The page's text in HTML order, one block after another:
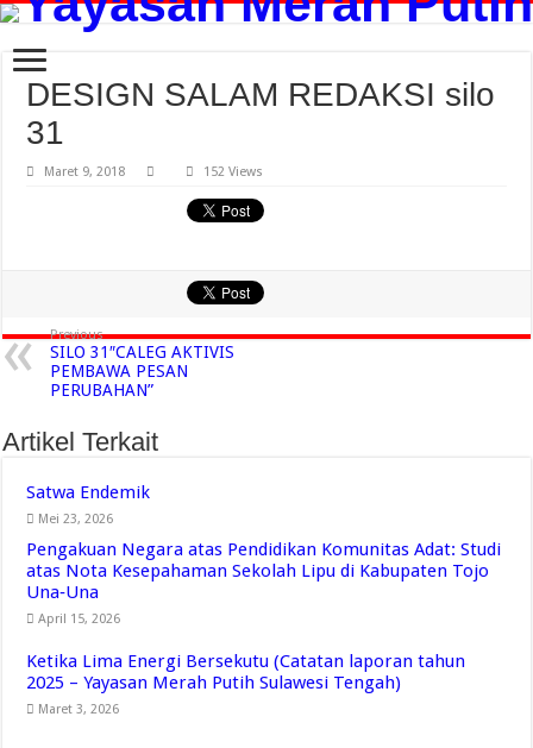
DESIGN SALAM REDAKSI silo
31
Maret 9, 2018 152 Views
Previous
SILO 31″CALEG AKTIVIS
PEMBAWA PESAN
PERUBAHAN”
Artikel Terkait
Satwa Endemik
Mei 23, 2026
Pengakuan Negara atas Pendidikan Komunitas Adat: Studi
atas Nota Kesepahaman Sekolah Lipu di Kabupaten Tojo
Una‑Una
April 15, 2026
Ketika Lima Energi Bersekutu (Catatan laporan tahun
2025 – Yayasan Merah Putih Sulawesi Tengah)
Maret 3, 2026